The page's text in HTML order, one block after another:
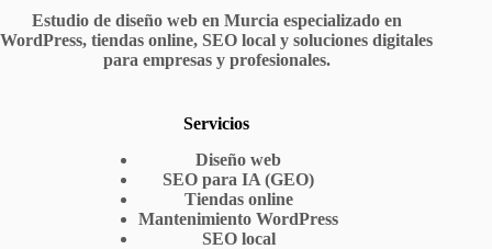
puede
ser
tu
Estudio de diseño web en Murcia especializado en
WordPress, tiendas online, SEO local y soluciones digitales
para empresas y profesionales.
Servicios
Diseño web
SEO para IA (GEO)
Tiendas online
Mantenimiento WordPress
SEO local